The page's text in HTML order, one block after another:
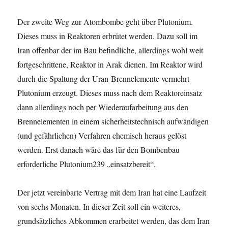
Der zweite Weg zur Atombombe geht über Plutonium.
Dieses muss in Reaktoren erbrütet werden. Dazu soll im
Iran offenbar der im Bau befindliche, allerdings wohl weit
fortgeschrittene, Reaktor in Arak dienen. Im Reaktor wird
durch die Spaltung der Uran-Brennelemente vermehrt
Plutonium erzeugt. Dieses muss nach dem Reaktoreinsatz
dann allerdings noch per Wiederaufarbeitung aus den
Brennelementen in einem sicherheitstechnisch aufwändigen
(und gefährlichen) Verfahren chemisch heraus gelöst
werden. Erst danach wäre das für den Bombenbau
erforderliche Plutonium239 „einsatzbereit“.
Der jetzt vereinbarte Vertrag mit dem Iran hat eine Laufzeit
von sechs Monaten. In dieser Zeit soll ein weiteres,
grundsätzliches Abkommen erarbeitet werden, das dem Iran